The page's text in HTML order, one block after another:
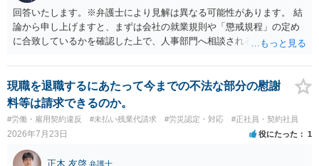
回答いたします。※弁護士により見解は異なる可能性があります。 結
論から申し上げますと、まずは会社の就業規則や「懲戒規程」の定め
に合致しているかを確認した上で、人事部門へ相談されることが最優
ものの、重い懲戒処分の対象には十分なり得ます。 名誉や評価の回復
については、会社側に「部下の不正行為による情報漏洩」と正式に認
定させ、誤認した他部署への適切なフォローや周知を求めるのが有効
です。 あるいは、懲戒があったことを社内で周知される手続があるの
ならば、それにより軽微ながら回復はできるかもしれません。 さらに
個人としても、相手に対してプライバシー侵害等に基づく損害賠償
（慰謝料）を請求する選択肢がありえます（ただし、金額は多額にな
現職を退職するにあたって今までの不法な部分の慰謝
料等は請求できるのか。
#労働・雇用契約違反 #未払い残業代請求 #労災認定・対応 #正社員・契約社員
2026年7月23日 役にたった 1
正木 友啓 弁護士